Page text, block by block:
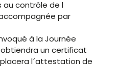
au contrôle de l
par
à la Journée
un certificat
l´attestation de